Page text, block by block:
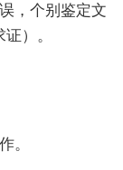
，个别鉴定文
）。
。